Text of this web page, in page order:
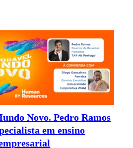
Novo. Pedro Ramos
em ensino